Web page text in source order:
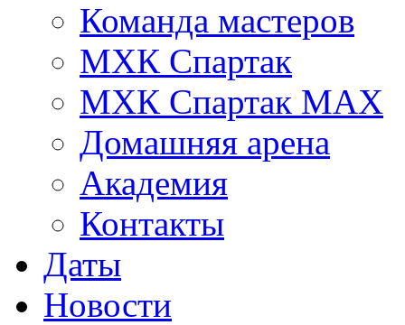
Команда мастеров
МХК Спартак
МХК Спартак МАХ
Домашняя арена
Академия
Контакты
Даты
Новости